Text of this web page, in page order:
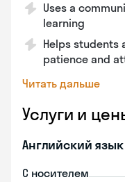
Uses a
learning
Helps students
patience and
Читать дальше
Услуги и
Английский язык
С носителем